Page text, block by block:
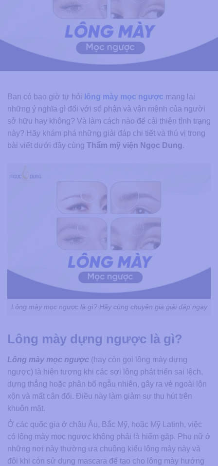
Ban có bao giờ tự hỏi lông mày mọc ngược mang lại
những ý nghĩa gì đối với số phận và vận mệnh của người
sở hữu hay không? Và làm cách nào để cải thiện tình trạng
này? Hãy khám phá những giải đáp chi tiết và thú vị trong
bài viết dưới đây cùng Thẩm mỹ viện Ngọc Dung.
Lông mày mọc ngược là gì? Hãy cùng chuyên gia giải đáp ngay
Lông mày dựng ngược là gì?
Lông mày mọc ngược (hay còn gọi lông mày dựng
ngược) là hiện tượng khi các sợi lông phát triển sai lệch,
dựng thẳng hoặc phân bố ngẫu nhiên, gây ra vẻ ngoài lộn
xộn và mất cân đối. Điều này làm giảm sự thu hút trên
khuôn mặt.
Ở các quốc gia ở châu Âu, Bắc Mỹ, hoặc Mỹ Latinh, việc
có lông mày mọc ngược không phải là hiếm gặp. Phụ nữ ở
những nơi này thường ưa chuộng kiểu lông mày này và
đôi khi còn sử dụng mascara để tạo cho lông mày hướng